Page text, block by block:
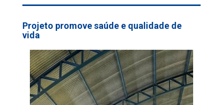
Projeto promove saúde e qualidade de
vida